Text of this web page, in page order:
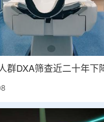
群DXA筛查近二十年下